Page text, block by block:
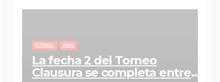
FÚTBOL PAIS
La fecha 2 del Torneo
Clausura se completa entre